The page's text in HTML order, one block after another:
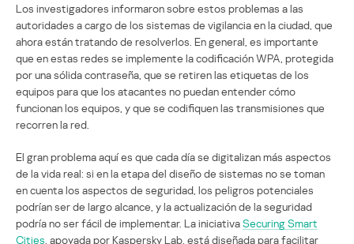
Los investigadores informaron sobre estos problemas a las
autoridades a cargo de los sistemas de vigilancia en la ciudad, que
ahora están tratando de resolverlos. En general, es importante
que en estas redes se implemente la codificación WPA, protegida
por una sólida contraseña, que se retiren las etiquetas de los
equipos para que los atacantes no puedan entender cómo
funcionan los equipos, y que se codifiquen las transmisiones que
recorren la red.
El gran problema aquí es que cada día se digitalizan más aspectos
de la vida real: si en la etapa del diseño de sistemas no se toman
en cuenta los aspectos de seguridad, los peligros potenciales
podrían ser de largo alcance, y la actualización de la seguridad
podría no ser fácil de implementar. La iniciativaSecuring Smart
Cities , apoyada por Kaspersky Lab, está diseñada para facilitar